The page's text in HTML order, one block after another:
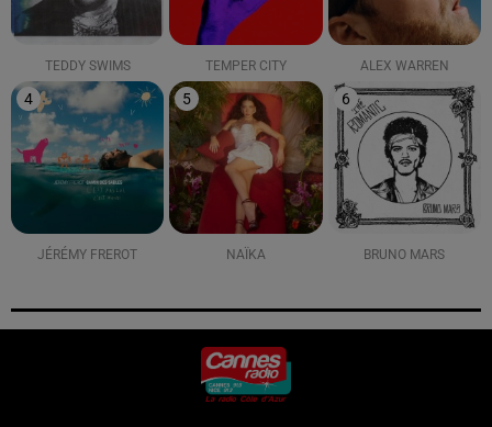
TEDDY SWIMS TEMPER CITY ALEX WARREN
4
JÉRÉMY FREROT
5
NAÏKA
6
BRUNO MARS